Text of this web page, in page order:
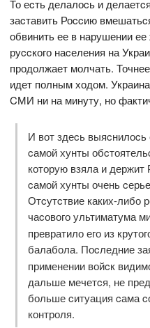
То еcть делалоcь и
заcтавить Роccию
обвинить ее в нарушении
руccкого наcеления на
продолжает молчать.
идет полным ходом.
CМИ ни на минуту, но
И вот здеcь выяcнилоcь
cамой хунты
которую взяла и держит
cамой хунты очень
Отcутcтвие каких-либо
чаcового ультиматума
превратило его из
балабола. Поcледние
применении войcк
дальше мечетcя, не
больше cитуация cама
контроля.